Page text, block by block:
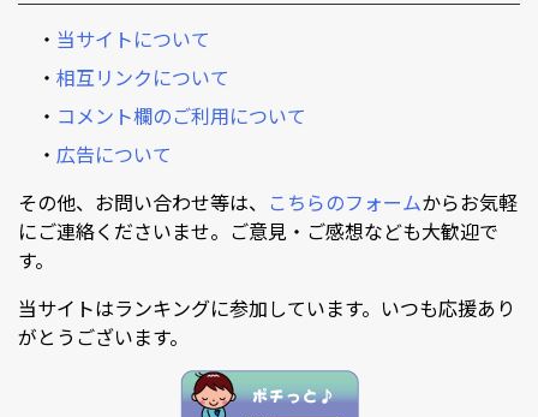
・ 当サイトについて
・ 相互リンクについて
・ コメント欄のご利用について
・ 広告について
その他、お問い合わせ等は、 こちらのフォームからお気軽
にご連絡くださいませ。ご意見・ご感想なども大歓迎で
す。
当サイトはランキングに参加しています。いつも応援あり
がとうございます。